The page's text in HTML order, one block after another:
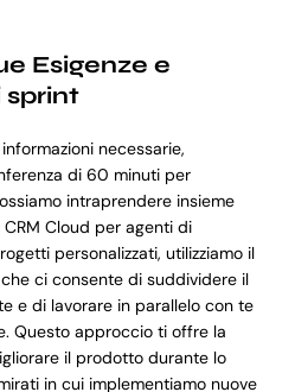
Esigenze e
sprint
necessarie,
di 60 minuti per
intraprendere insieme
Cloud per agenti di
personalizzati, utilizziamo il
ci consente di suddividere il
e di lavorare in parallelo con te
Questo approccio ti offre la
il prodotto durante lo
in cui implementiamo nuove